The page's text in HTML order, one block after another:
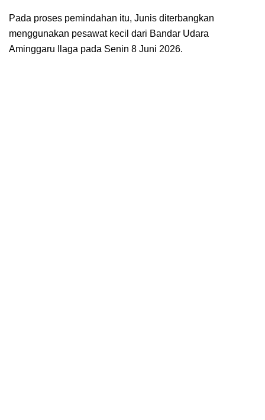
Pada proses pemindahan itu, Junis diterbangkan
menggunakan pesawat kecil dari Bandar Udara
Aminggaru Ilaga pada Senin 8 Juni 2026.